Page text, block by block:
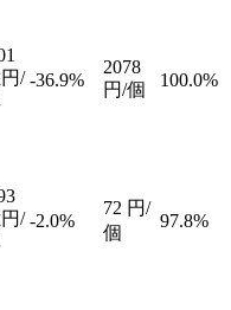
/ -36.9%
2078
円/個
100.0%
/ -2.0%
72 円/
個
97.8%